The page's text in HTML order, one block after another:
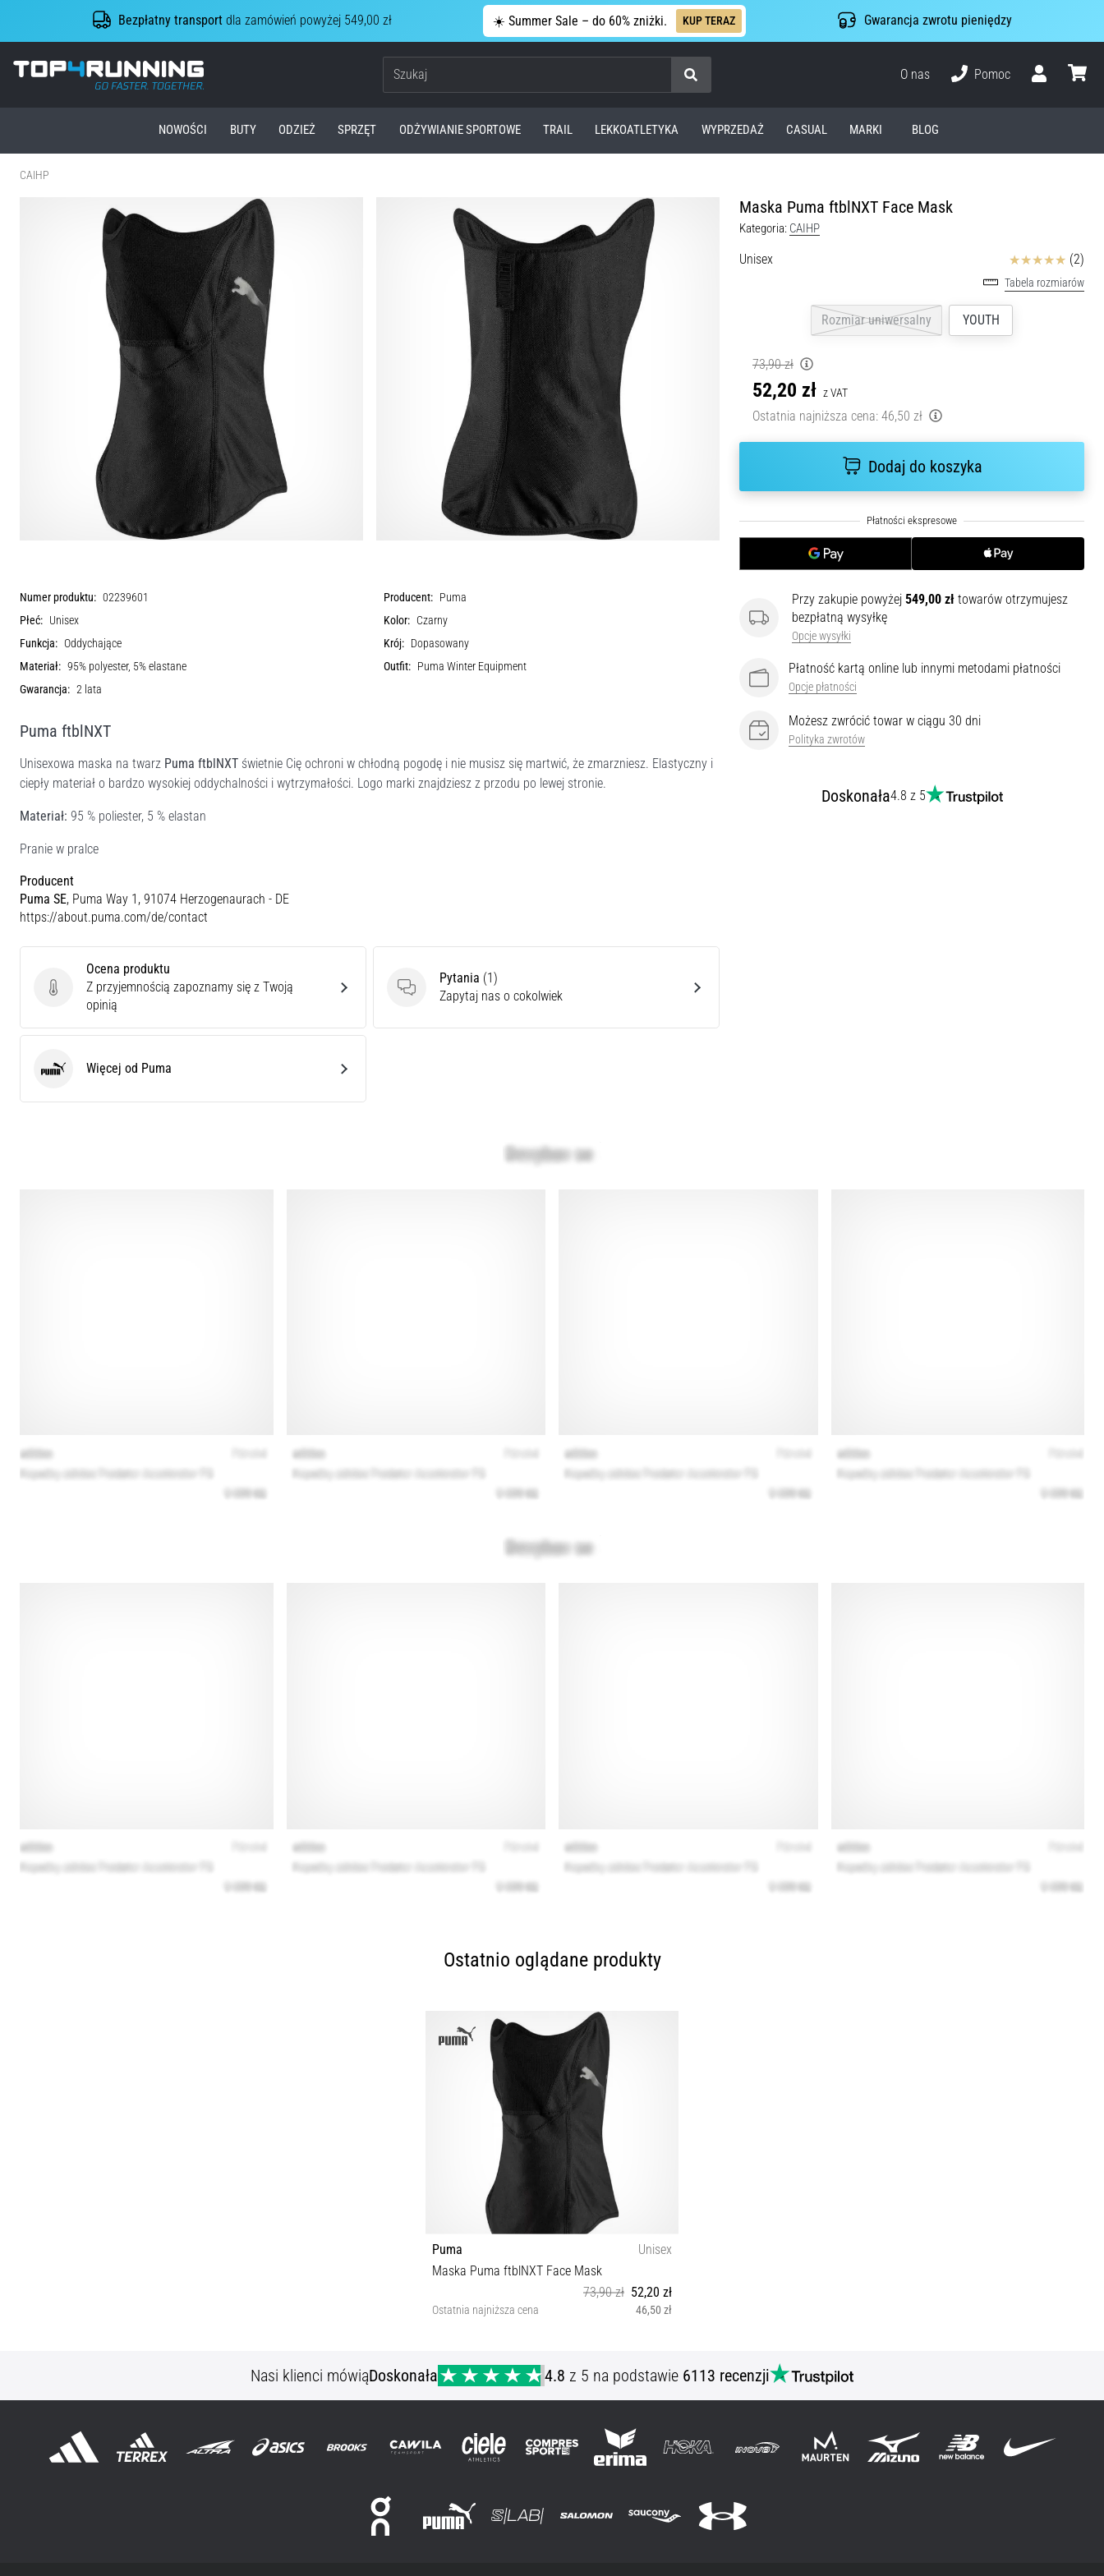
Bezpłatny transportdla zamówień powyżej 549,00 zł ☀️ Summer Sale – do 60% zniżki. KUP TERAZ Gwarancja zwrotu pieniędzy
Top4Running.pl
Szukaj
O nas
Pomoc
NOWOŚCI BUTY ODZIEŻ SPRZĘT ODŻYWIANIE SPORTOWE TRAIL LEKKOATLETYKA WYPRZEDAŻ CASUAL MARKI BLOG
CAIHP
Maska Puma ftblNXT Face Mask
Kategoria: CAIHP
Unisex Ocena (2)
Tabela rozmiarów
Rozmiar uniwersalny YOUTH
73,90 zł
52,20 zł z VAT
Ostatnia najniższa cena: 46,50 zł
Dodaj do koszyka
Przy zakupie powyżej 549,00 zł towarów otrzymujesz
bezpłatną wysyłkę
Opcje wysyłki
Płatność kartą online lub innymi metodami płatności
Opcje płatności
Możesz zwrócić towar w ciągu 30 dni
Polityka zwrotów
Doskonała4.8 z 5
Numer produktu: 02239601 Producent: Puma
Płeć: Unisex Kolor: Czarny
Funkcja: Oddychające Krój: Dopasowany
Materiał: 95% polyester, 5% elastane Outfit: Puma Winter Equipment
Gwarancja: 2 lata
Puma ftblNXT
Unisexowa maska na twarz Puma ftblNXT świetnie Cię ochroni w chłodną pogodę i nie musisz się martwić, że zmarzniesz. Elastyczny i
ciepły materiał o bardzo wysokiej oddychalności i wytrzymałości. Logo marki znajdziesz z przodu po lewej stronie.
Materiał: 95 % poliester, 5 % elastan
Pranie w pralce
Producent
Puma SE, Puma Way 1, 91074 Herzogenaurach - DE
https://about.puma.com/de/contact
Ocena produktu
Ocena produktu
Z przyjemnością zapoznamy się z Twoją
opinią
Pytania
Pytania (1)
Zapytaj nas o cokolwiek
Puma Więcej od Puma
Ostatnio oglądane produkty
Puma
Unisex
Maska Puma ftblNXT Face Mask
73,90 zł 52,20 zł
Ostatnia najniższa cena 46,50 zł
Nasi klienci mówiąDoskonała 4.8 z 5 na podstawie 6113 recenzji